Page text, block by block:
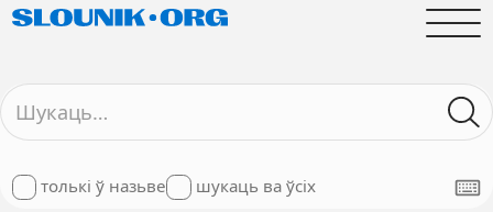
толькі ў назьве шукаць ва ўсіх